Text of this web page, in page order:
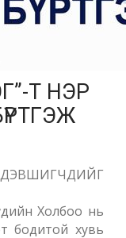
Т НЭР
Холбоо нь
бодитой хувь